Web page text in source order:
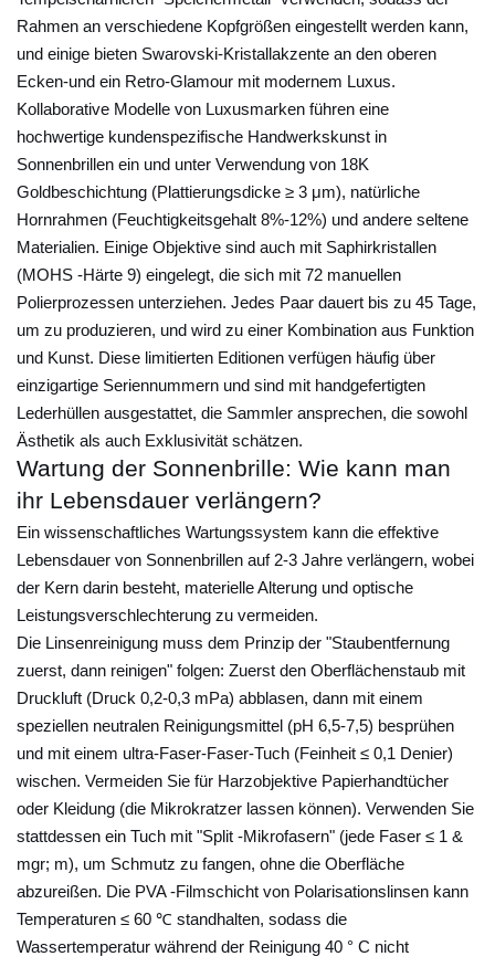
r
S
o
n
n
e
n
b
r
i
l
l
e
:
W
i
e
k
a
n
n
m
a
n
e
i
n
S
y
m
b
o
Rahmen an verschiedene Kopfgrößen eingestellt werden kann,
und einige bieten Swarovski-Kristallakzente an den oberen
Ecken-und ein Retro-Glamour mit modernem Luxus.
Kollaborative Modelle von Luxusmarken führen eine
hochwertige kundenspezifische Handwerkskunst in
Sonnenbrillen ein und unter Verwendung von 18K
Goldbeschichtung (Plattierungsdicke ≥ 3 μm), natürliche
Hornrahmen (Feuchtigkeitsgehalt 8%-12%) und andere seltene
Materialien. Einige Objektive sind auch mit Saphirkristallen
(MOHS -Härte 9) eingelegt, die sich mit 72 manuellen
Polierprozessen unterziehen. Jedes Paar dauert bis zu 45 Tage,
um zu produzieren, und wird zu einer Kombination aus Funktion
und Kunst. Diese limitierten Editionen verfügen häufig über
einzigartige Seriennummern und sind mit handgefertigten
Lederhüllen ausgestattet, die Sammler ansprechen, die sowohl
Ästhetik als auch Exklusivität schätzen.
Wartung der Sonnenbrille: Wie kann man
ihr Lebensdauer verlängern?
Ein wissenschaftliches Wartungssystem kann die effektive
Lebensdauer von Sonnenbrillen auf 2-3 Jahre verlängern, wobei
der Kern darin besteht, materielle Alterung und optische
Leistungsverschlechterung zu vermeiden.
Die Linsenreinigung muss dem Prinzip der "Staubentfernung
zuerst, dann reinigen" folgen: Zuerst den Oberflächenstaub mit
Druckluft (Druck 0,2-0,3 mPa) abblasen, dann mit einem
speziellen neutralen Reinigungsmittel (pH 6,5-7,5) besprühen
und mit einem ultra-Faser-Faser-Tuch (Feinheit ≤ 0,1 Denier)
wischen. Vermeiden Sie für Harzobjektive Papierhandtücher
oder Kleidung (die Mikrokratzer lassen können). Verwenden Sie
stattdessen ein Tuch mit "Split -Mikrofasern" (jede Faser ≤ 1 &
mgr; m), um Schmutz zu fangen, ohne die Oberfläche
abzureißen. Die PVA -Filmschicht von Polarisationslinsen kann
Temperaturen ≤ 60 ℃ standhalten, sodass die
Wassertemperatur während der Reinigung 40 ° C nicht